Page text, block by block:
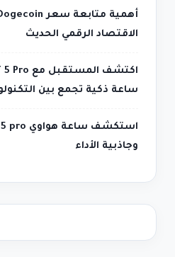
الاقتصاد الرقمي الحديث
ساعة ذكية تجمع بين
وجاذبية الأداء